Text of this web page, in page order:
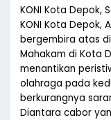
KONI Kota Depok,
KONI Kota Depok,
bergembira atas
Mahakam di Kota
menantikan
olahraga pada
berkurangnya
Diantara cabor